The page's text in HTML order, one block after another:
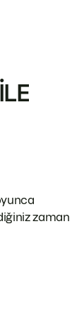
zaman